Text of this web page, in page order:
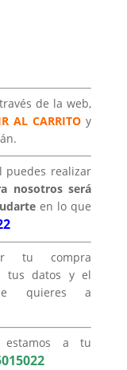
de la web,
AL CARRITO y
puedes realizar
nosotros será
en lo que
tu compra
tus datos y el
quieres a
estamos a tu